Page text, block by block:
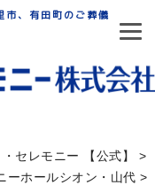
、有田町のご葬儀ならア
セレモニー 【公式】
>
ーホールシオン・山代 >